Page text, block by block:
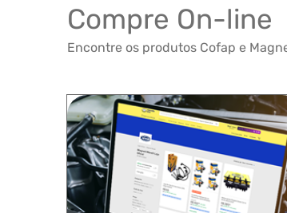
Compre On-line
Encontre os produtos Cofap e